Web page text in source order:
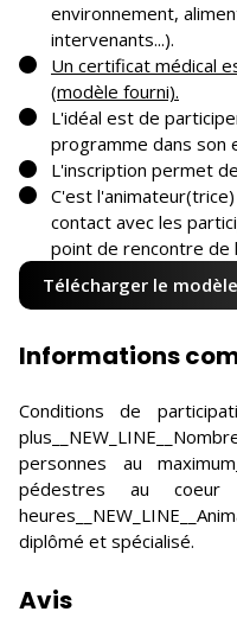
environnement,
intervenants...).
Un certificat médical
(modèle fourni).
L'idéal est de
programme dans son
L'inscription permet
C'est
contact avec les
point de rencontre de
Télécharger le
Informations
Conditions de
personnes au
pédestres au
diplômé et spécialisé.
Avis